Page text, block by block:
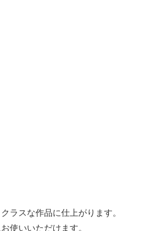
ラスな作品に仕上がります。
使いいただけます。